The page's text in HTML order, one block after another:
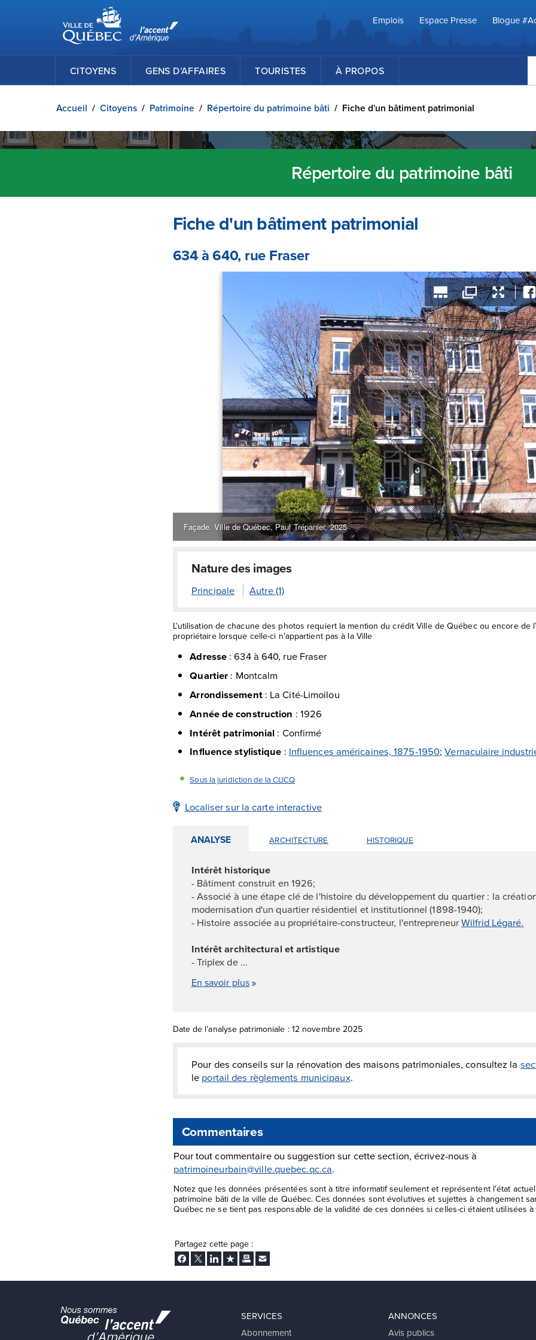
Passer au contenu principal
Ville de Québec
Emplois
Espace Presse Blogue
CITOYENS GENS D’AFFAIRES TOURISTES À PROPOS
Accueil / Citoyens / Patrimoine / Répertoire du patrimoine bâti / Fiche d'un bâtiment patrimonial
Répertoire du patrimoine bâti
Fiche d'un bâtiment patrimonial
634 à 640, rue Fraser
Façade. Ville de Québec, Paul Trépanier, 2025
Nature des images
Principale Autre (1)
L'utilisation de chacune des photos requiert la mention du crédit Ville de Québec ou encore de
propriétaire lorsque celle-ci n'appartient pas à la Ville
Adresse :634 à 640, rue Fraser
Quartier : Montcalm
Arrondissement: La Cité-Limoilou
Année de construction : 1926
Intérêt patrimonial : Confirmé
Influence stylistique : Influences américaines, 1875-1950;Vernaculaire
Sous la juridiction de la CUCQ
Localiser sur la carte interactive
ANALYSE ARCHITECTURE HISTORIQUE
Intérêt historique
- Bâtiment construit en 1926;
- Associé à une étape clé de l'histoire du développement du quartier : la
modernisation d'un quartier résidentiel et institutionnel (1898-1940);
- Histoire associée au propriétaire-constructeur, l'entrepreneurWilfrid Légaré.
Intérêt architectural et artistique
- Triplex de ...
En savoir plus
Date de l’analyse patrimoniale : 12 novembre 2025
Pour des conseils sur la rénovation des maisons patrimoniales, consultez la
le portail des règlements municipaux.
Commentaires
Pour tout commentaire ou suggestion sur cette section, écrivez-nous à
patrimoineurbain@ville.quebec.qc.ca.
Notez que les données présentées sont à titre informatif seulement et représentent l'état
patrimoine bâti de la ville de Québec. Ces données sont évolutives et sujettes à changement
Québec ne se tient pas responsable de la validité de ces données si celles-ci étaient utilisées
Partagez cette page :
Facebook
TwitterLinkedInAjouter aux favoris
ImprimerEnvoyer Ã un ami
SERVICES
Abonnement
ANNONCES
Avis publics